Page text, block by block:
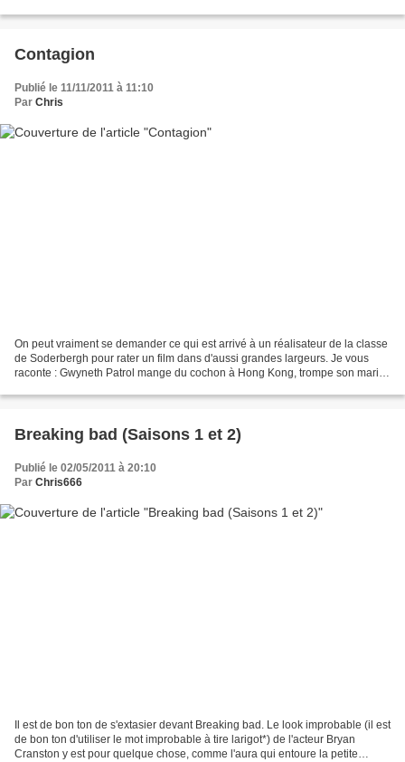
Contagion
Publié le 11/11/2011 à 11:10
Par Chris
On peut vraiment se demander ce qui est arrivé à un réalisateur de la classe
de Soderbergh pour rater un film dans d'aussi grandes largeurs. Je vous
raconte : Gwyneth Patrol mange du cochon à Hong Kong, trompe son mari et
Breaking bad (Saisons 1 et 2)
Publié le 02/05/2011 à 20:10
Par Chris666
Il est de bon ton de s'extasier devant Breaking bad. Le look improbable (il est
de bon ton d'utiliser le mot improbable à tire larigot*) de l'acteur Bryan
Cranston y est pour quelque chose, comme l'aura qui entoure la petite